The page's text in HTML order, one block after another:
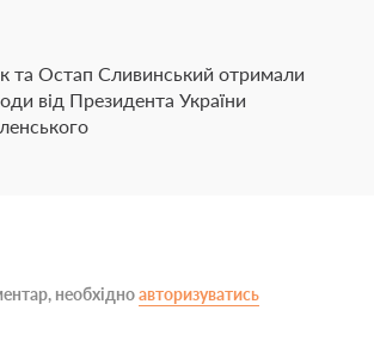
та Остап Сливинський отримали
від Президента України
необхідноавторизуватись